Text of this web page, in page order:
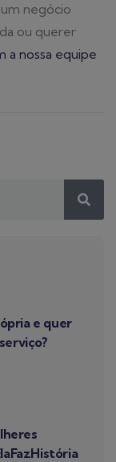
negócio
ou querer
a nossa equipe
e quer